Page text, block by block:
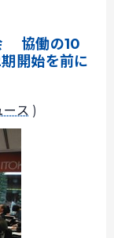
協働の10
開始を前に
ース )